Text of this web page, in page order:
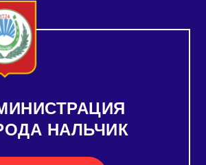
НАЛЬЧИК